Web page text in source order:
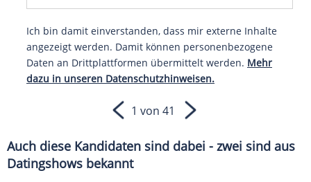
Ich bin damit einverstanden, dass mir externe Inhalte
angezeigt werden. Damit können personenbezogene
Daten an Drittplattformen übermittelt werden. Mehr
dazu in unseren Datenschutzhinweisen.
1 von 41
Auch diese Kandidaten sind dabei - zwei sind aus
Datingshows bekannt